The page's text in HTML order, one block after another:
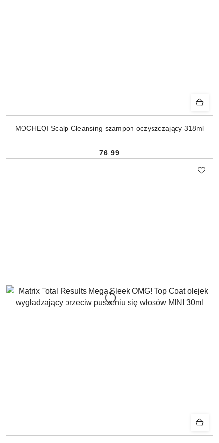
MOCHEQI Scalp Cleansing szampon oczyszczający 318ml
Cena:
76.99